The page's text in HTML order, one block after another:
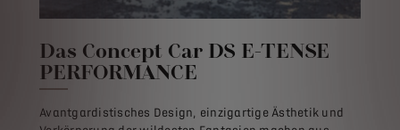
Das Concept Car DS E-TENSE
PERFORMANCE
Avantgardistisches Design, einzigartige Ästhetik und